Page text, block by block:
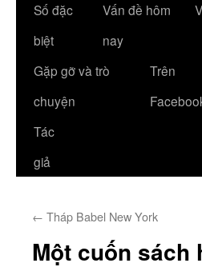
Số đặc
biệt
Vấn đề hôm
nay
Gặp gỡ và trò
chuyện
Trên
Tác
giả
← Tháp Babel New York
Một cuốn sách